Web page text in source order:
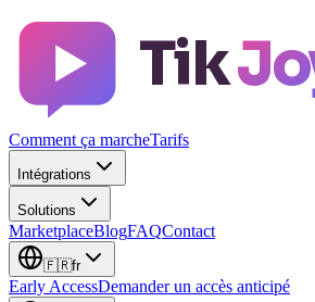
Tik
Comment ça marcheTarifs
Intégrations
Solutions
MarketplaceBlogFAQContact
🇫🇷fr
Early AccessDemander un accès anticipé